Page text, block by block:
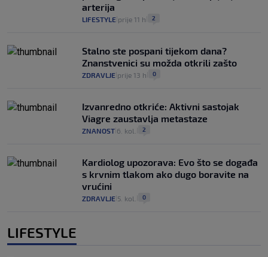
arterija
LIFESTYLE prije 11 h 2
Stalno ste pospani tijekom dana?
Znanstvenici su možda otkrili zašto
ZDRAVLJE prije 13 h 0
Izvanredno otkriće: Aktivni sastojak
Viagre zaustavlja metastaze
ZNANOST 6. kol. 2
Kardiolog upozorava: Evo što se događa
s krvnim tlakom ako dugo boravite na
vrućini
ZDRAVLJE 5. kol. 0
LIFESTYLE